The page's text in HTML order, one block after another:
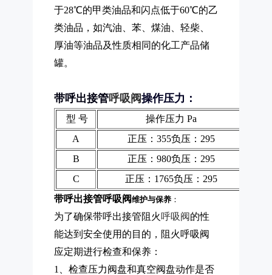
于28℃的甲类油品和闪点低于60℃的乙
类油品，如汽油、苯、煤油、轻柴、
厚油等油品及性质相同的化工产品储
罐。
带呼出接管呼吸阀操作压力：
型 号
操作压力 Pa
A
正压：355负压：295
B
正压：980负压：295
C
正压：1765负压：295
带呼出接管呼吸阀维护与保养 ：
为了确保带呼出接管阻火呼吸阀的性
能达到安全使用的目的，阻火呼吸阀
应定期进行检查和保养：
1、检查压力阀盘和真空阀盘动作是否